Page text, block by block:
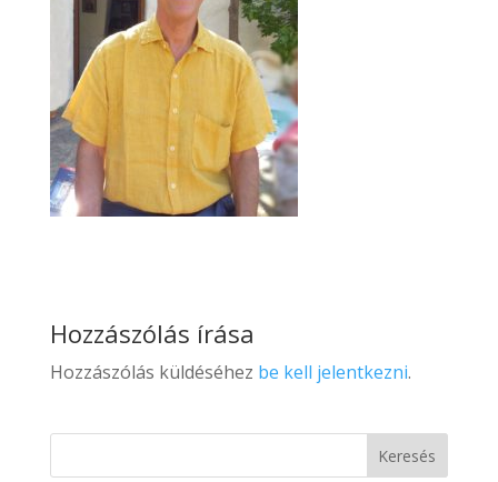
Hozzászólás írása
Hozzászólás küldéséhez be kell jelentkezni.